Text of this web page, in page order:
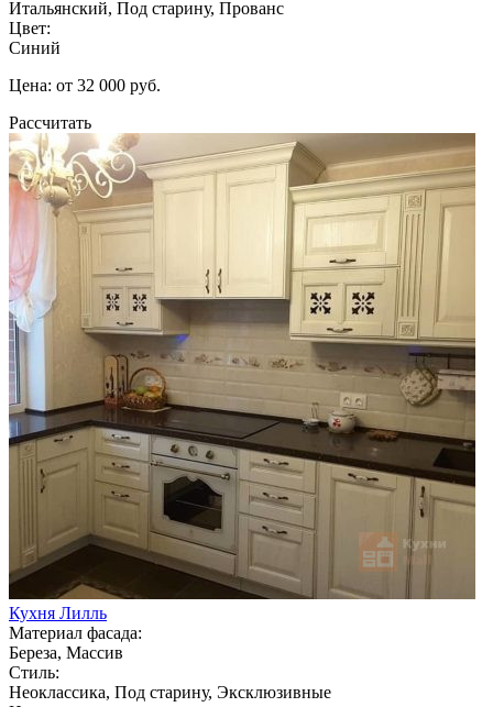
Итальянский, Под старину, Прованс
Цвет:
Синий
Цена: от 32 000 руб.
Рассчитать
Кухня Лилль
Материал фасада:
Береза, Массив
Стиль:
Неоклассика, Под старину, Эксклюзивные